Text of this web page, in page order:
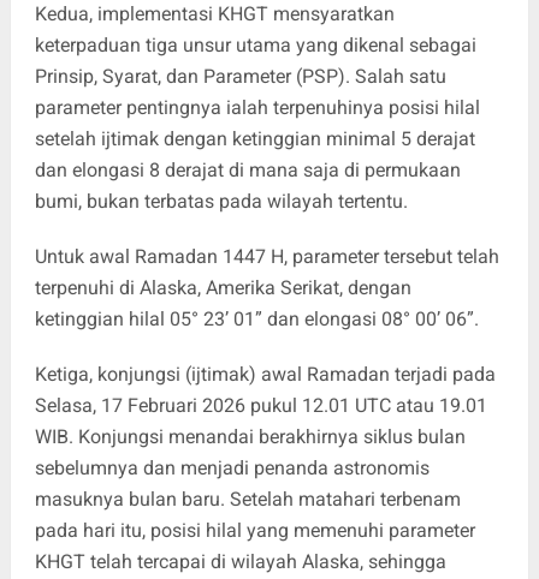
Kedua, implementasi KHGT mensyaratkan
keterpaduan tiga unsur utama yang dikenal sebagai
Prinsip, Syarat, dan Parameter (PSP). Salah satu
parameter pentingnya ialah terpenuhinya posisi hilal
setelah ijtimak dengan ketinggian minimal 5 derajat
dan elongasi 8 derajat di mana saja di permukaan
bumi, bukan terbatas pada wilayah tertentu.
Untuk awal Ramadan 1447 H, parameter tersebut telah
terpenuhi di Alaska, Amerika Serikat, dengan
ketinggian hilal 05° 23’ 01” dan elongasi 08° 00’ 06”.
Ketiga, konjungsi (ijtimak) awal Ramadan terjadi pada
Selasa, 17 Februari 2026 pukul 12.01 UTC atau 19.01
WIB. Konjungsi menandai berakhirnya siklus bulan
sebelumnya dan menjadi penanda astronomis
masuknya bulan baru. Setelah matahari terbenam
pada hari itu, posisi hilal yang memenuhi parameter
KHGT telah tercapai di wilayah Alaska, sehingga